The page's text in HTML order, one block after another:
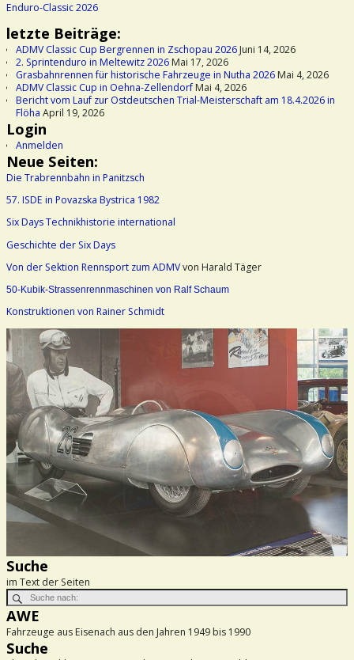
Enduro-Classic 2026
letzte Beiträge:
ADMV Classic Cup Bergrennen in Zschopau 2026Juni 14, 2026
2. Sprintenduro in Meltewitz 2026Mai 17, 2026
Grasbahnrennen für historische Fahrzeuge in Nutha 2026Mai 4, 2026
ADMV Classic Cup in Oehna-ZellendorfMai 4, 2026
Bericht vom Lauf zur Ostdeutschen Trial-Meisterschaft am 18.4.2026 in
Flöha April 19, 2026
Login
Anmelden
Neue Seiten:
Die Trabrennbahn in Panitzsch
57. ISDE in Povazska Bystrica 1982
Six Days Technikhistorie international
Geschichte der Six Days
Von der Sektion Rennsport zum ADMVvon Harald Täger
50-Kubik-Strassenrennmaschinen von Ralf Schaum
Konstruktionen von Rainer Schmidt
Suche
im Text der Seiten
AWE
Fahrzeuge aus Eisenach aus den Jahren 1949 bis 1990
Suche